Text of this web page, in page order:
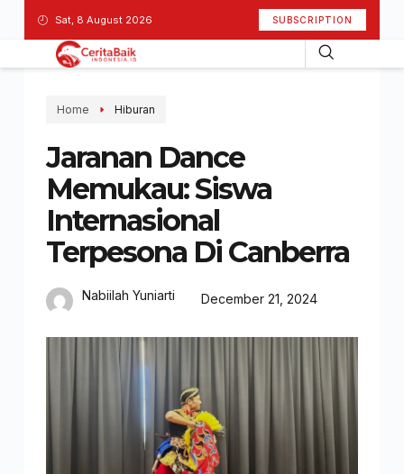
Sat, 8 August 2026 SUBSCRIPTION
Home Hiburan
Jaranan Dance
Memukau: Siswa
Internasional
Terpesona Di Canberra
Nabiilah Yuniarti December 21, 2024